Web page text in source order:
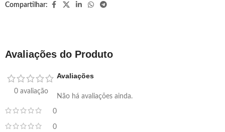
Compartilhar:
Avaliações do Produto
0 avaliação
0
0
Avaliações
Não há avaliações ainda.